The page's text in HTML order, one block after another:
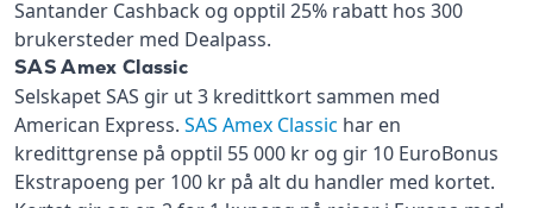
Santander Cashback og opptil 25% rabatt hos 300
brukersteder med Dealpass.
SAS Amex Classic
Selskapet SAS gir ut 3 kredittkort sammen med
American Express. SAS Amex Classic har en
kredittgrense på opptil 55 000 kr og gir 10 EuroBonus
Ekstrapoeng per 100 kr på alt du handler med kortet.